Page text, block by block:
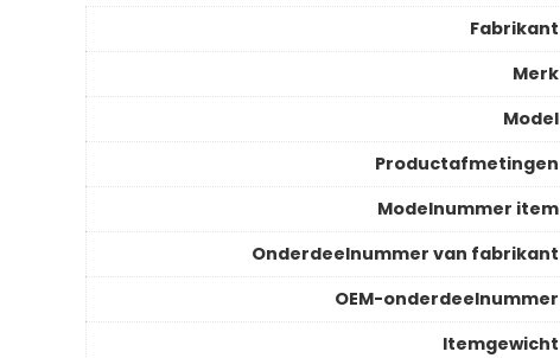
Fabrikant
Merk
Model
Productafmetingen
Modelnummer item
Onderdeelnummer van fabrikant
OEM-onderdeelnummer
Itemgewicht